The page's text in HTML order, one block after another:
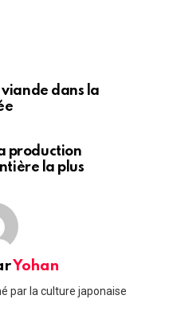
dans la
production
la plus
Yohan
par la culture japonaise